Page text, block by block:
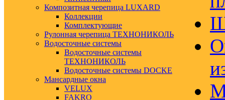
Композитная черепица LUXARD
Коллекции
Комплектующие
Рулонная черепица ТЕХНОНИКОЛЬ
Водосточные системы
Водосточные системы
ТЕХНОНИКОЛЬ
Водосточные системы DOCKE
Мансардные окна
VELUX
FAKRO